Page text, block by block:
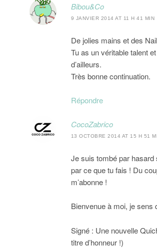
Bibou&Co
9 JANVIER 2014 AT 11 H 41 MIN
De jolies mains et des
Tu as un véritable talent
d’ailleurs.
Très bonne continuation.
Répondre
CocoZabrico
13 OCTOBRE 2014 AT 15 H 51
Je suis tombé par
par ce que tu fais ! Du
m’abonne !
Bienvenue à moi, je sens
Signé : Une nouvelle
titre d’honneur !)